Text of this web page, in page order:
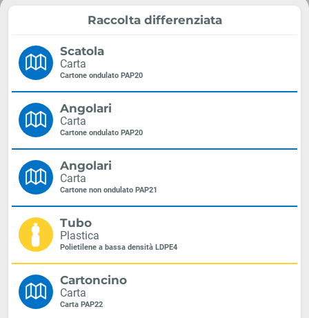
Raccolta differenziata
Scatola
Carta
Cartone ondulato PAP20
Angolari
Carta
Cartone ondulato PAP20
Angolari
Carta
Cartone non ondulato PAP21
Tubo
Plastica
Polietilene a bassa densità LDPE4
Cartoncino
Carta
Carta PAP22